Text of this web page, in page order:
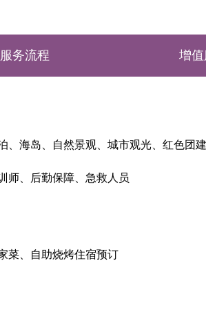
服务流程 增
、海岛、自然景观、城市观光、红色团
师、后勤保障、急救人员
菜、自助烧烤住宿预订